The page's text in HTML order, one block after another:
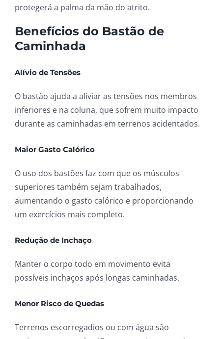
protegerá a palma da mão do atrito.
Benefícios do Bastão de
Caminhada
Alívio de Tensões
O bastão ajuda a aliviar as tensões nos membros
inferiores e na coluna, que sofrem muito impacto
durante as caminhadas em terrenos acidentados.
Maior Gasto Calórico
O uso dos bastões faz com que os músculos
superiores também sejam trabalhados,
aumentando o gasto calórico e proporcionando
um exercícios mais completo.
Redução de Inchaço
Manter o corpo todo em movimento evita
possíveis inchaços após longas caminhadas.
Menor Risco de Quedas
Terrenos escorregadios ou com água são